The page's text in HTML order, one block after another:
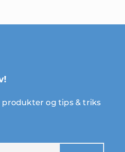
produkter og tips & triks